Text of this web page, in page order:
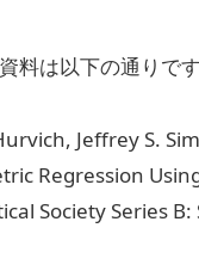
料は以下の通りです
Jeffrey S.
Regression
Society Series